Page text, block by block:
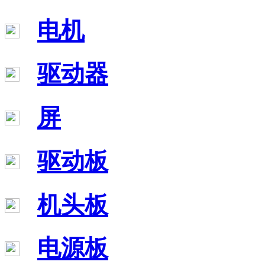
电机
驱动器
屏
驱动板
机头板
电源板